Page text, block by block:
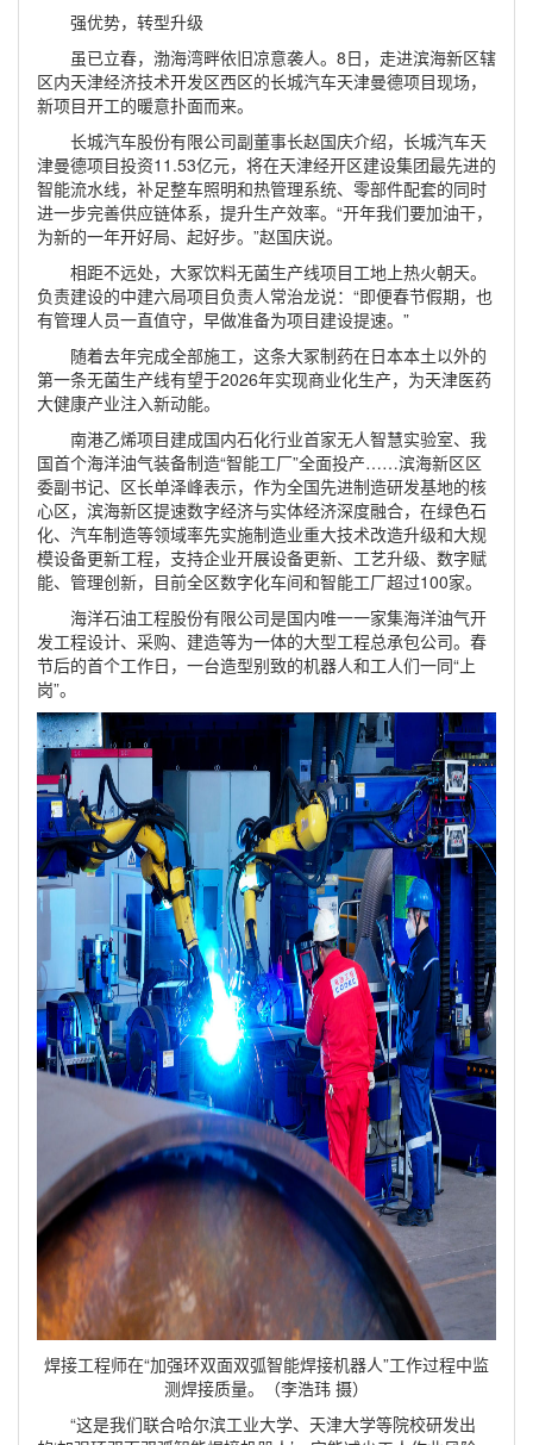
强优势，转型升级
虽已立春，渤海湾畔依旧凉意袭人。8日，走进滨海新区辖
区内天津经济技术开发区西区的长城汽车天津曼德项目现场，
新项目开工的暖意扑面而来。
长城汽车股份有限公司副董事长赵国庆介绍，长城汽车天
津曼德项目投资11.53亿元，将在天津经开区建设集团最先进的
智能流水线，补足整车照明和热管理系统、零部件配套的同时
进一步完善供应链体系，提升生产效率。“开年我们要加油干，
为新的一年开好局、起好步。”赵国庆说。
相距不远处，大冢饮料无菌生产线项目工地上热火朝天。
负责建设的中建六局项目负责人常治龙说：“即便春节假期，也
有管理人员一直值守，早做准备为项目建设提速。”
随着去年完成全部施工，这条大冢制药在日本本土以外的
第一条无菌生产线有望于2026年实现商业化生产，为天津医药
大健康产业注入新动能。
南港乙烯项目建成国内石化行业首家无人智慧实验室、我
国首个海洋油气装备制造“智能工厂”全面投产……滨海新区区
委副书记、区长单泽峰表示，作为全国先进制造研发基地的核
心区，滨海新区提速数字经济与实体经济深度融合，在绿色石
化、汽车制造等领域率先实施制造业重大技术改造升级和大规
模设备更新工程，支持企业开展设备更新、工艺升级、数字赋
能、管理创新，目前全区数字化车间和智能工厂超过100家。
海洋石油工程股份有限公司是国内唯一一家集海洋油气开
发工程设计、采购、建造等为一体的大型工程总承包公司。春
节后的首个工作日，一台造型别致的机器人和工人们一同“上
岗”。
焊接工程师在“加强环双面双弧智能焊接机器人”工作过程中监
测焊接质量。（李浩玮 摄）
“这是我们联合哈尔滨工业大学、天津大学等院校研发出